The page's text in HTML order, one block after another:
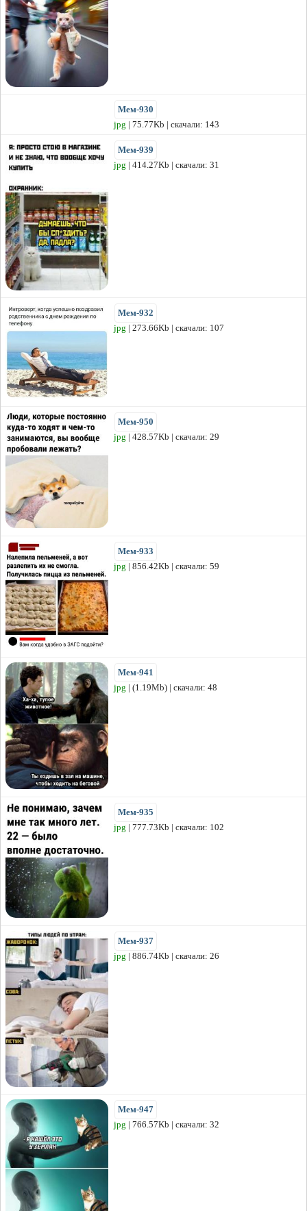
Мем-930
jpg | 75.77Kb | скачали: 143
Мем-939
jpg | 414.27Kb | скачали: 31
Мем-932
jpg | 273.66Kb | скачали: 107
Мем-950
jpg | 428.57Kb | скачали: 29
Мем-933
jpg | 856.42Kb | скачали: 59
Мем-941
jpg | (1.19Mb) | скачали: 48
Мем-935
jpg | 777.73Kb | скачали: 102
Мем-937
jpg | 886.74Kb | скачали: 26
Мем-947
jpg | 766.57Kb | скачали: 32